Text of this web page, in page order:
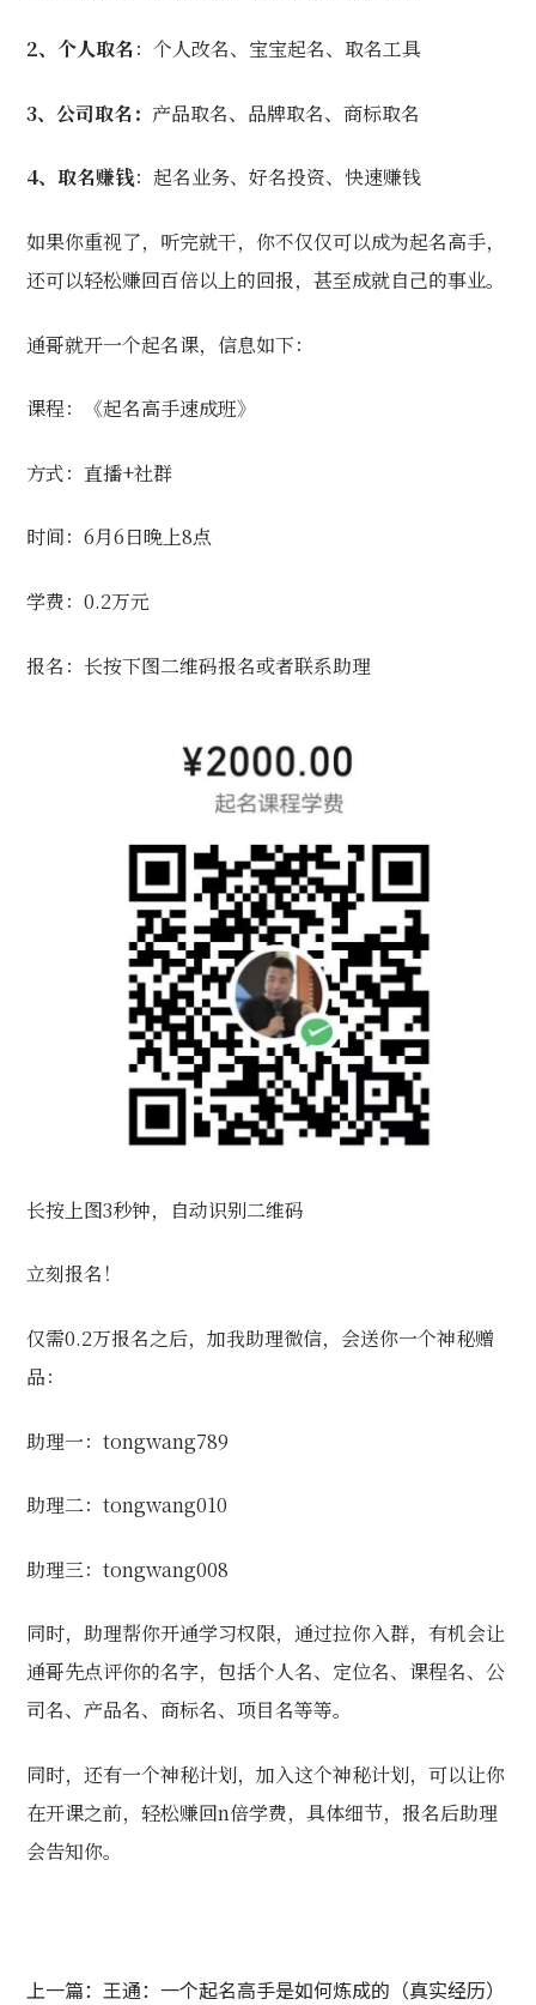
2、个人取名：个人改名、宝宝起名、取名工具
3、公司取名：产品取名、品牌取名、商标取名
4、取名赚钱：起名业务、好名投资、快速赚钱
如果你重视了，听完就干，你不仅仅可以成为起名高手，
还可以轻松赚回百倍以上的回报，甚至成就自己的事业。
通哥就开一个起名课，信息如下：
课程：《起名高手速成班》
方式：直播+社群
时间：6月6日晚上8点
学费：0.2万元
报名：长按下图二维码报名或者联系助理
长按上图3秒钟，自动识别二维码
立刻报名！
仅需0.2万报名之后，加我助理微信，会送你一个神秘赠
品：
助理一：tongwang789
助理二：tongwang010
助理三：tongwang008
同时，助理帮你开通学习权限，通过拉你入群，有机会让
通哥先点评你的名字，包括个人名、定位名、课程名、公
司名、产品名、商标名、项目名等等。
同时，还有一个神秘计划，加入这个神秘计划，可以让你
在开课之前，轻松赚回n倍学费，具体细节，报名后助理
会告知你。
上一篇：王通：一个起名高手是如何炼成的（真实经历）